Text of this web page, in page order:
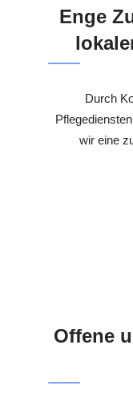
Enge
Durch
wir eine
Offene